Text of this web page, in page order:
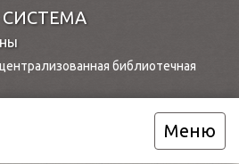
библиотечная
Меню